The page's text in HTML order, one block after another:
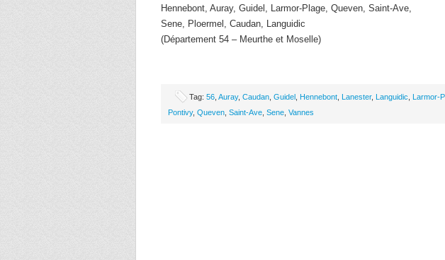
Hennebont, Auray, Guidel, Larmor-Plage, Queven, Saint-Ave,
Sene, Ploermel, Caudan, Languidic
(Département 54 – Meurthe et Moselle)
Tag: 56 Auray, Caudan Guidel Hennebont Lanester, Languidic Larmor-
Pontivy, Queven Saint-Ave Sene Vannes